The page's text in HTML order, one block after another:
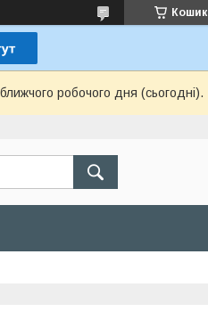
Кошик
робочого дня (сьогодні).